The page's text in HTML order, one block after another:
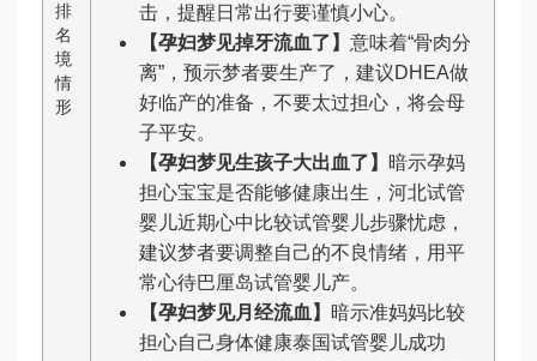
排
名
境
情
形
击，提醒日常出行要谨慎小心。
【孕妇梦见掉牙流血了】 意味着“骨肉分
离”，预示梦者要生产了，建议 DHEA做
好临产的准备，不要太过担心，将会母
子平安。
【孕妇梦见生孩子大出血了】 暗示孕妈
担心宝宝是否能够健康出生， 河北试管
婴儿近期心中比较试管婴儿步骤忧虑，
建议梦者要调整自己的不良情绪，用平
常心待巴厘岛试管婴儿产。
【孕妇梦见月经流血】 暗示准妈妈比较
担心自己身体健康泰国试管婴儿成功